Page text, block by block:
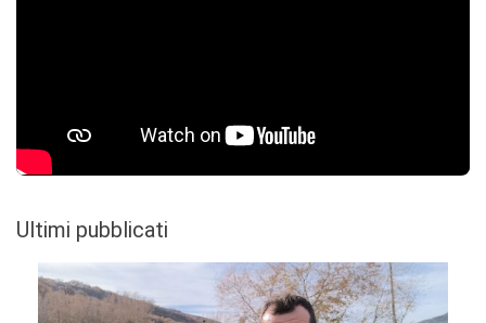
Ultimi pubblicati